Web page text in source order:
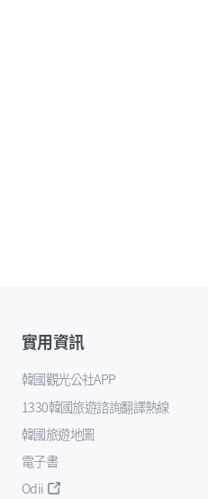
實用資訊
韓國觀光公社APP
1330韓國旅遊諮詢翻譯熱線
韓國旅遊地圖
電子書
Odii